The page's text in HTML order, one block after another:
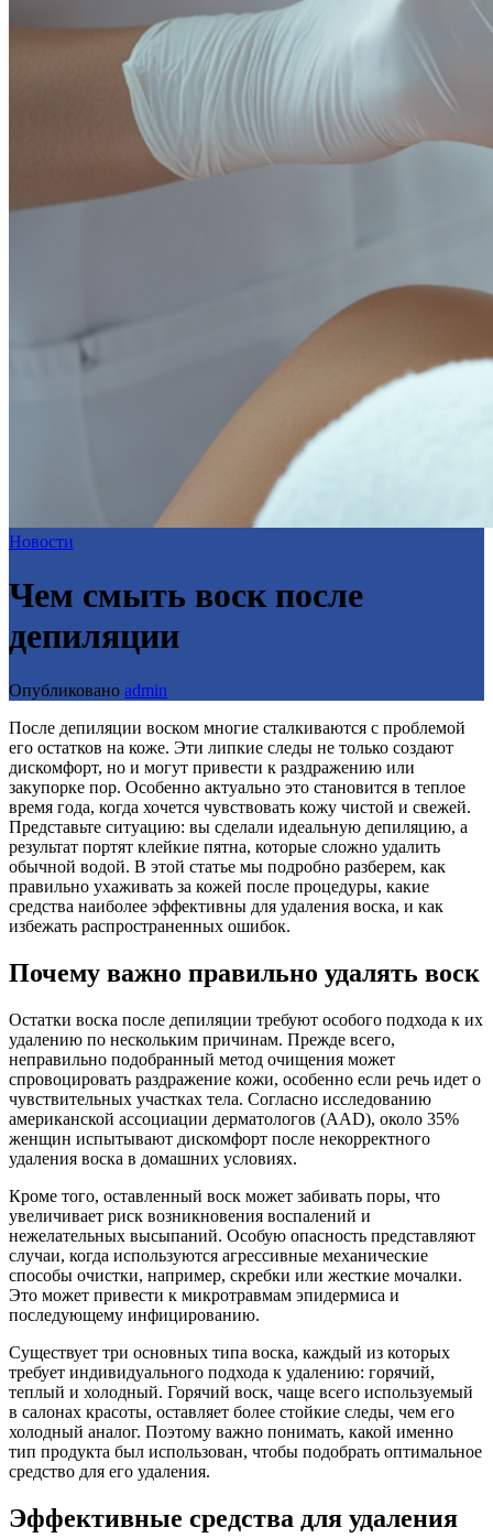
Новости
Чем смыть воск после
депиляции
Опубликовано admin
После депиляции воском многие сталкиваются с проблемой
его остатков на коже. Эти липкие следы не только создают
дискомфорт, но и могут привести к раздражению или
закупорке пор. Особенно актуально это становится в теплое
время года, когда хочется чувствовать кожу чистой и свежей.
Представьте ситуацию: вы сделали идеальную депиляцию, а
результат портят клейкие пятна, которые сложно удалить
обычной водой. В этой статье мы подробно разберем, как
правильно ухаживать за кожей после процедуры, какие
средства наиболее эффективны для удаления воска, и как
избежать распространенных ошибок.
Почему важно правильно удалять воск
Остатки воска после депиляции требуют особого подхода к их
удалению по нескольким причинам. Прежде всего,
неправильно подобранный метод очищения может
спровоцировать раздражение кожи, особенно если речь идет о
чувствительных участках тела. Согласно исследованию
американской ассоциации дерматологов (AAD), около 35%
женщин испытывают дискомфорт после некорректного
удаления воска в домашних условиях.
Кроме того, оставленный воск может забивать поры, что
увеличивает риск возникновения воспалений и
нежелательных высыпаний. Особую опасность представляют
случаи, когда используются агрессивные механические
способы очистки, например, скребки или жесткие мочалки.
Это может привести к микротравмам эпидермиса и
последующему инфицированию.
Существует три основных типа воска, каждый из которых
требует индивидуального подхода к удалению: горячий,
теплый и холодный. Горячий воск, чаще всего используемый
в салонах красоты, оставляет более стойкие следы, чем его
холодный аналог. Поэтому важно понимать, какой именно
тип продукта был использован, чтобы подобрать оптимальное
средство для его удаления.
Эффективные средства для удаления